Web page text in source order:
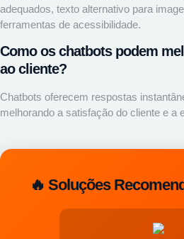
adequados, texto alternativo para
ferramentas de acessibilidade.
Como os chatbots podem
ao cliente?
Chatbots oferecem respostas
melhorando a satisfação do cliente e a
🔥 Soluções